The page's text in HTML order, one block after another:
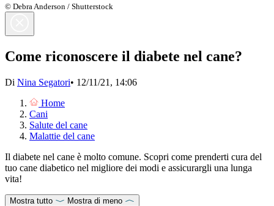
© Debra Anderson / Shutterstock
Come riconoscere il diabete nel cane?
Di Nina Segatori• 12/11/21, 14:06
Home
Cani
Salute del cane
Malattie del cane
Il diabete nel cane è molto comune. Scopri come prenderti cura del
tuo cane diabetico nel migliore dei modi e assicurargli una lunga
vita!
Mostra tutto
Mostra di meno